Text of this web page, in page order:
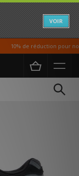
VOIR
10% de réduction pour nos